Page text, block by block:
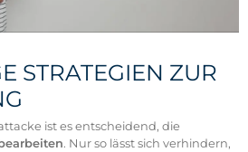
STRATEGIEN ZUR
ist es entscheidend, die
. Nur so lässt sich verhindern,